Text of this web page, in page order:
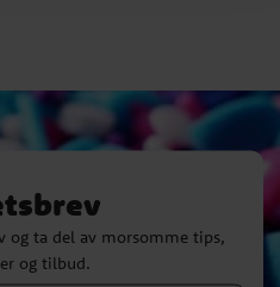
og ta del av morsomme tips,
og tilbud.